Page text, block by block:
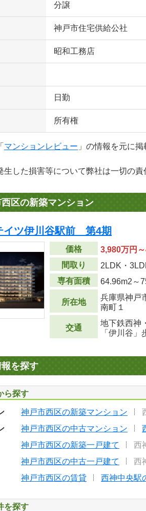
分譲
神戸市住宅供給公社
昭和工務店
日勤
所有権
マンションレビュー 」の情報を元に
生した損害等について弊社は一切の
区の新築マンション
イツ伊川谷駅前 第4期
価格
3,980万円
間取り
2LDK・
専有面積
64.96m2 ～
所在地
兵庫県神戸
南町１
交通
地下鉄西神
「伊川谷」
を探す
ら探す
神戸市西区の新築マンション
神戸市西区の中古マンション
神戸市西区の新築一戸建て
西
神戸市西区の中古一戸建て
西
神戸市西区の賃貸 西神中央駅
を探す